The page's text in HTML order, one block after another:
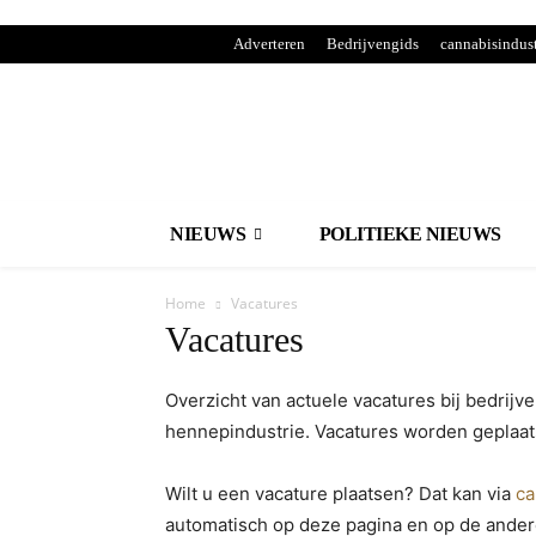
Adverteren Bedrijvengids
NIEUWS POLITIEKE NIEUWS
Home Vacatures
Vacatures
Overzicht van actuele vacatures bij
hennepindustrie. Vacatures worden
Wilt u een vacature plaatsen? Dat kan via
automatisch op deze pagina en op de